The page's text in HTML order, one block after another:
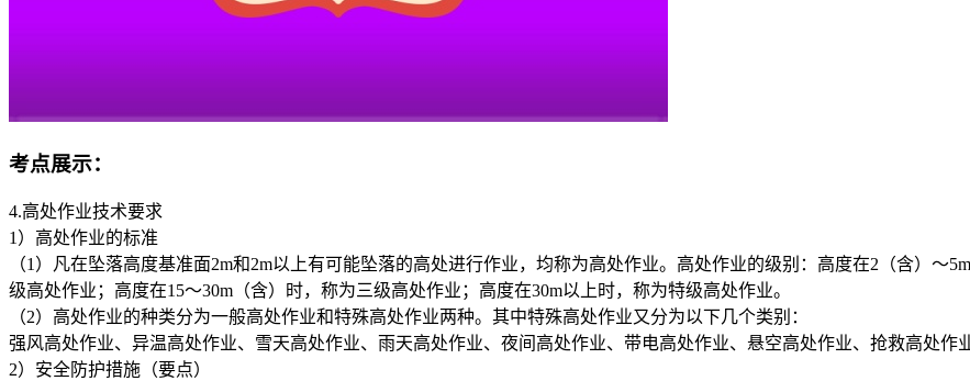
考点展示：
4.高处作业技术要求
1）高处作业的标准
（1）凡在坠落高度基准面2m和2m以上有可能坠落的高处进行作业，均称为高处作业。高处作业的级别：高度在2（含）～
级高处作业；高度在15～30m（含）时，称为三级高处作业；高度在30m以上时，称为特级高处作业。
（2）高处作业的种类分为一般高处作业和特殊高处作业两种。其中特殊高处作业又分为以下几个类别：
强风高处作业、异温高处作业、雪天高处作业、雨天高处作业、夜间高处作业、带电高处作业、悬空高处作业、抢救高处作
2）安全防护措施（要点）